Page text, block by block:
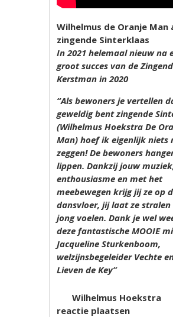
Wilhelmus de Oranje Man
zingende Sinterklaas
In 2021 helemaal nieuw na
groot succes van de
Kerstman in 2020
“Als bewoners je vertellen
geweldig bent zingende
(Wilhelmus Hoekstra De
Man) hoef ik eigenlijk niets
zeggen! De bewoners
lippen. Dankzij jouw
enthousiasme en met het
meebewegen krijg jij ze op
dansvloer, jij laat ze stralen
jong voelen. Dank je wel
deze fantastische MOOIE
Jacqueline Sturkenboom,
welzijnsbegeleider Vechte
Lieven de Key”
Wilhelmus Hoekstra
reactie plaatsen